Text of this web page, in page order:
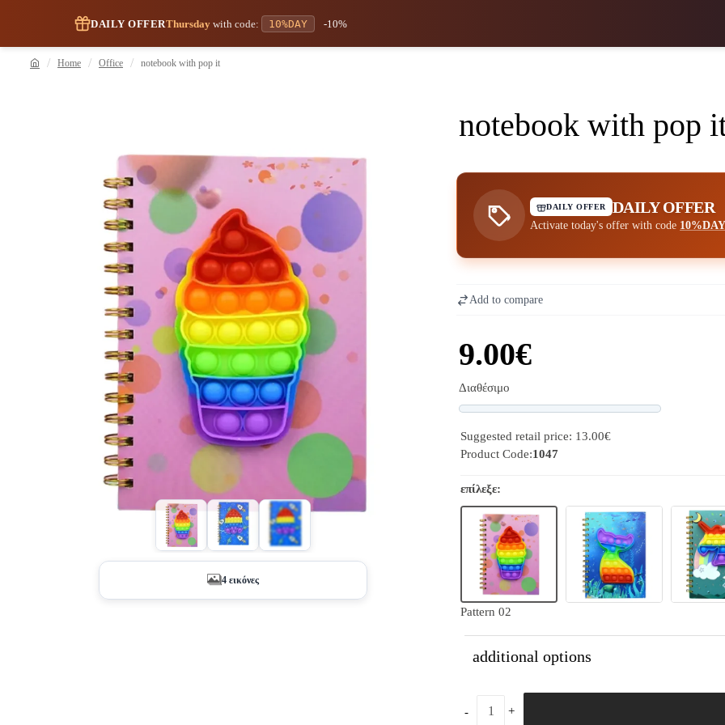
DAILY OFFERThursdaywith code: 10%DAY -10%
Home Office notebook with pop it
4 εικόνες
notebook with pop
DAILY OFFER DAILY OFFER
Activate today's offer with code 10%DAY
9.00€
Διαθέσιμο
Add to compare
Suggested retail price: 13.00€
Product Code:1047
επίλεξε:
Pattern 02
additional options